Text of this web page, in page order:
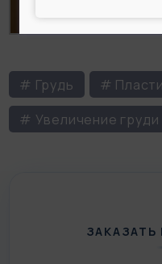
# Грудь
#
# Увеличение груди